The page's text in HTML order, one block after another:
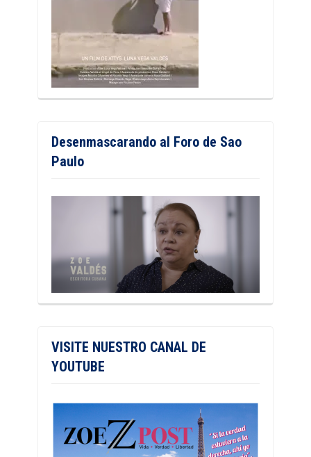
Desenmascarando al Foro de Sao
Paulo
VISITE NUESTRO CANAL DE
YOUTUBE